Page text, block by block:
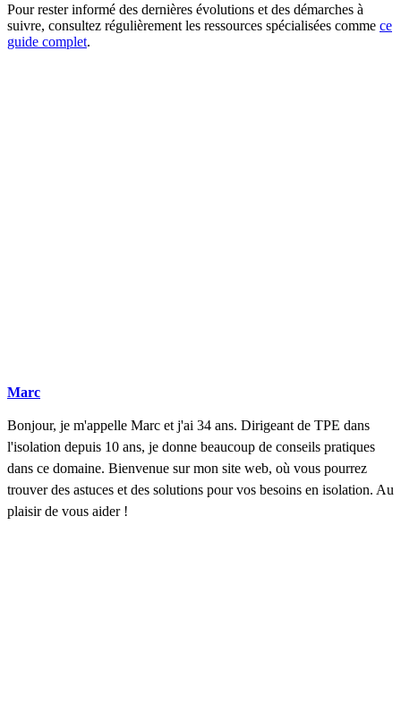
Pour rester informé des dernières évolutions et des démarches à
suivre, consultez régulièrement les ressources spécialisées comme ce
guide complet.
Marc
Bonjour, je m'appelle Marc et j'ai 34 ans. Dirigeant de TPE dans
l'isolation depuis 10 ans, je donne beaucoup de conseils pratiques
dans ce domaine. Bienvenue sur mon site web, où vous pourrez
trouver des astuces et des solutions pour vos besoins en isolation. Au
plaisir de vous aider !